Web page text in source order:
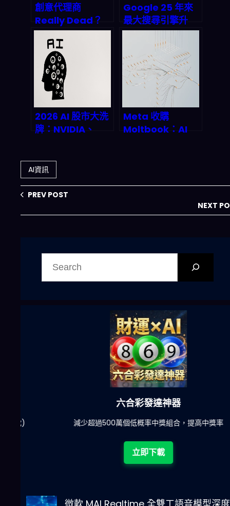
創意代理商
Really Dead？
2026 年 AI 時代的
生存法則與轉型指
Google 25 年來
最大搜尋引擎升
級：為什麼你的網
站現在就需要導入
AI 搜尋即服務？
2026 AI 股市大洗
牌：NVIDIA、
Tesla 誰是真領頭
羊？投資人必讀深
度解析
Meta 收購
Moltbook：AI
AI資訊
PREV POST
NEXT
六合彩發達神器
減少超過500萬個低概率中獎組合，提高中獎率
立即下載